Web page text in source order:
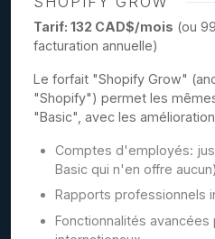
Tarif: 132 CAD$/mois (ou
facturation annuelle)
Le forfait "Shopify Grow"
"Shopify") permet les
"Basic", avec les
Comptes d'employés:
Basic qui n'en offre aucun)
Rapports professionnels
Fonctionnalités avancées